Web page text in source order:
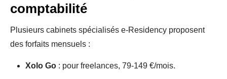
comptabilité
Plusieurs cabinets spécialisés e-Residency proposent
des forfaits mensuels :
Xolo Go : pour freelances, 79-149 €/mois.